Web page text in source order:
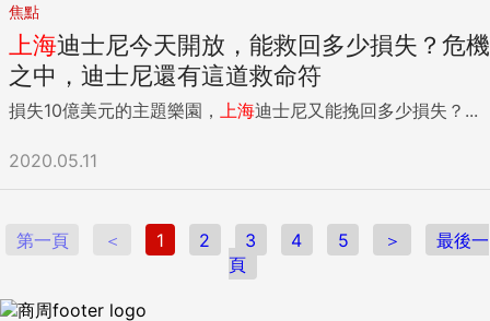
焦點
上海迪士尼今天開放，能救回多少損失？危機
之中，迪士尼還有這道救命符
損失10億美元的主題樂園， 上海迪士尼又能挽回多少損失？...
2020.05.11
第一頁 ＜ 1 2 3 4 5 ＞
最後一
頁